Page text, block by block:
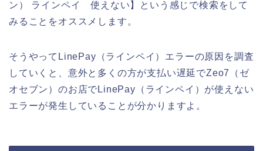
ン） ラインペイ 使えない】という感じで検索をして
みることをオススメします。
そうやってLinePay（ラインペイ）エラーの原因を調査
していくと、意外と多くの方が支払い遅延でZeo7（ゼ
オセブン）のお店でLinePay（ラインペイ）が使えない
エラーが発生していることが分かりますよ。